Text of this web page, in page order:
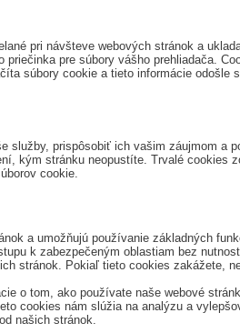
pri návšteve webových stránok a
pre súbory vášho prehliadača.
súbory cookie a tieto informácie odošle
prispôsobiť ich vašim záujmom a
kým stránku neopustíte. Trvalé cookies
cookie.
a umožňujú používanie základných
k zabezpečeným oblastiam bez
stránok. Pokiaľ tieto cookies zakážete,
o tom, ako používate naše webové
cookies nám slúžia na analýzu a
našich stránok.